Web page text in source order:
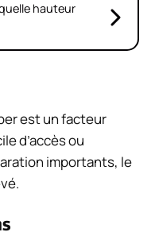
hauteur
est un facteur
d’accès ou
importants, le